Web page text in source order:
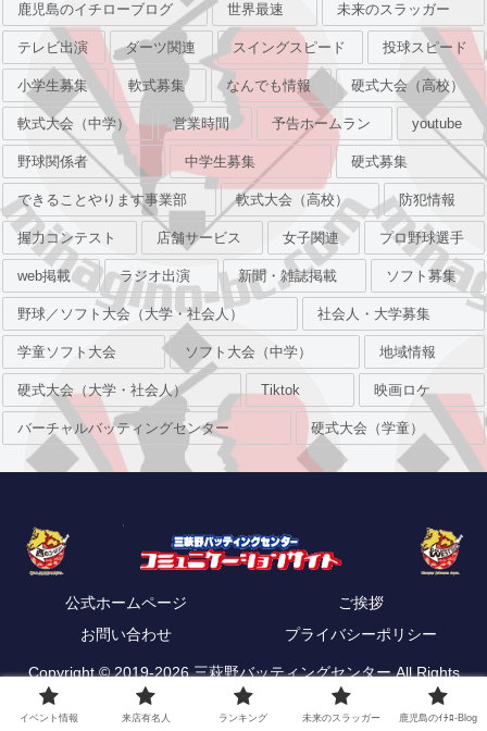
鹿児島のイチローブログ 世界最速 未来のスラッガー
テレビ出演 ダーツ関連 スイングスピード 投球スピード
小学生募集 軟式募集 なんでも情報 硬式大会（高校）
軟式大会（中学） 営業時間 予告ホームラン youtube
野球関係者 中学生募集 硬式募集
できることやります事業部 軟式大会（高校） 防犯情報
握力コンテスト 店舗サービス 女子関連 プロ野球選手
web掲載 ラジオ出演 新聞・雑誌掲載 ソフト募集
野球／ソフト大会（大学・社会人） 社会人・大学募集
学童ソフト大会 ソフト大会（中学） 地域情報
硬式大会（大学・社会人） Tiktok 映画ロケ
バーチャルバッティングセンター 硬式大会（学童）
公式ホームページ
ご挨拶
お問い合わせ
プライバシーポリシー
Copyright © 2019-2026 三萩野バッティングセンター All Rights
Reserved.
イベント情報 来店有名人 ランキング 未来のスラッガー 鹿児島のｲﾁﾛ-Blog